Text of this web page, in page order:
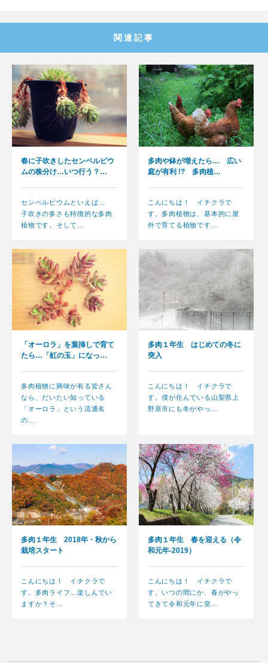
関連記事
春に子吹きしたセンペルビウ
ムの株分け…いつ行う？…
センペルビウムといえば…
子吹きの多さも特徴的な多肉
植物です。そして…
多肉や鉢が増えたら… 広い
庭が有利 !? 多肉植…
こんにちは！ イチクラで
す。多肉植物は、基本的に屋
外で育てる植物です…
「オーロラ」を葉挿しで育て
たら…「虹の玉」になっ…
多肉植物に興味が有る皆さん
なら、だいたい知っている
「オーロラ」という流通名
の…
多肉１年生 はじめての冬に
突入
こんにちは！ イチクラで
す。僕が住んでいる山梨県上
野原市にも冬がやっ…
多肉１年生 2018年・秋から
栽培スタート
こんにちは！ イチクラで
す。多肉ライフ…楽しんでい
ますか？そ…
多肉１年生 春を迎える（令
和元年-2019）
こんにちは！ イチクラで
す。いつの間にか、春がやっ
てきて令和元年に突…